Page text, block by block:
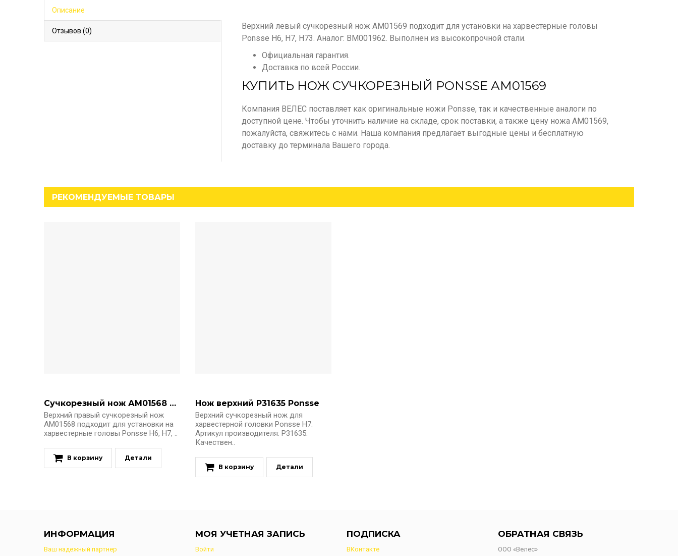
Описание
Отзывов (0)
Верхний левый сучкорезный нож АМ01569 подходит для установки на харвестерные головы
Ponsse H6, H7, H73. Аналог: BM001962. Выполнен из высокопрочной стали.
Официальная гарантия.
Доставка по всей России.
КУПИТЬ НОЖ СУЧКОРЕЗНЫЙ PONSSE АМ01569
Компания ВЕЛЕС поставляет как оригинальные ножи Ponsse, так и качественные аналоги по
доступной цене. Чтобы уточнить наличие на складе, срок поставки, а также цену ножа АМ01569,
пожалуйста, свяжитесь с нами. Наша компания предлагает выгодные цены и бесплатную
доставку до терминала Вашего города.
РЕКОМЕНДУЕМЫЕ ТОВАРЫ
Сучкорезный нож АМ01568 Ponsse H7
Верхний правый сучкорезный нож
АМ01568 подходит для установки на
харвестерные головы Ponsse H6, H7, ..
В корзину Детали
Нож верхний Р31635 Ponsse
Верхний сучкорезный нож для
харвестерной головки Ponsse H7.
Артикул производителя: Р31635.
Качествен..
В корзину Детали
ИНФОРМАЦИЯ
Ваш надежный партнер
МОЯ УЧЕТНАЯ ЗАПИСЬ
Войти
ПОДПИСКА
ВКонтакте
ОБРАТНАЯ СВЯЗЬ
ООО «Велес»